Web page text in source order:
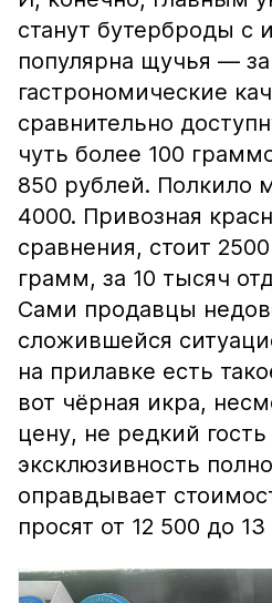
станут бутерброды с
популярна щучья —
гастрономические
сравнительно
чуть более 100
850 рублей. Полкило
4000. Привозная
сравнения, стоит
грамм, за 10 тысяч
Сами продавцы
сложившейся
на прилавке есть
вот чёрная икра,
цену, не редкий
эксклюзивность
оправдывает
просят от 12 500 до